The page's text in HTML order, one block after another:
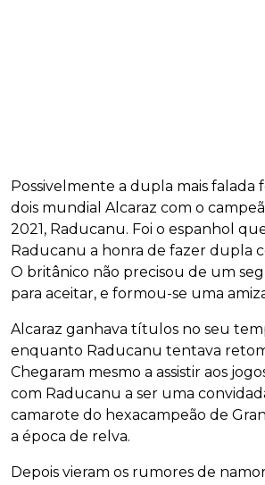
Possivelmente a dupla mais falada
dois mundial Alcaraz com o
2021, Raducanu. Foi o espanhol
Raducanu a honra de fazer dupla
O britânico não precisou de um
para aceitar, e formou-se uma
Alcaraz ganhava títulos no seu
enquanto Raducanu tentava
Chegaram mesmo a assistir aos
com Raducanu a ser uma
camarote do hexacampeão de
a época de relva.
Depois vieram os rumores de